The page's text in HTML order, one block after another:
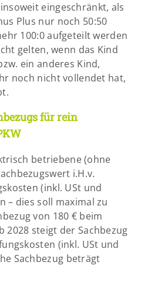
eingeschränkt, als
Plus nur noch 50:50
100:0 aufgeteilt werden
gelten, wenn das Kind
ein anderes Kind,
noch nicht vollendet hat,
für rein
betriebene (ohne
i.H.v.
(inkl. USt und
– dies soll maximal zu
von 180 € beim
steigt der Sachbezug
(inkl. USt und
Sachbezug beträgt